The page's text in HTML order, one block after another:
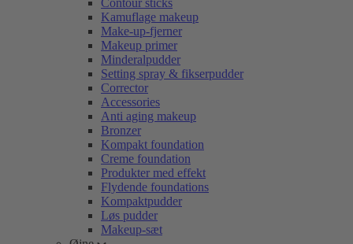
Contour sticks
Kamuflage makeup
Make-up-fjerner
Makeup primer
Minderalpudder
Setting spray & fikserpudder
Corrector
Accessories
Anti aging makeup
Bronzer
Kompakt foundation
Creme foundation
Produkter med effekt
Flydende foundations
Kompaktpudder
Løs pudder
Makeup-sæt